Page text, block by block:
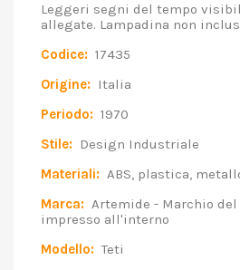
Leggeri segni del tempo
allegate. Lampadina non
Codice: 17435
Origine: Italia
Periodo: 1970
Stile: Design Industriale
Materiali: ABS, plastica,
Marca: Artemide - Marchio
impresso all'interno
Modello: Teti